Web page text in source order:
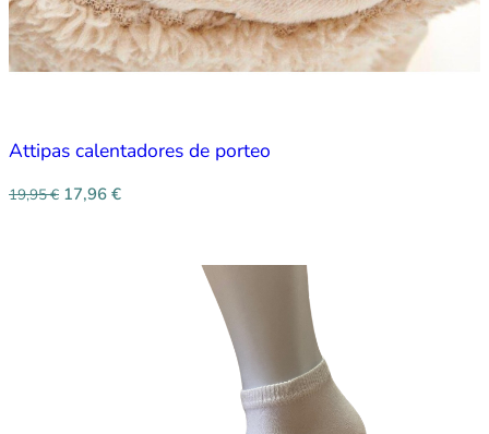
Attipas calentadores de porteo
19,95€ 17,96 €